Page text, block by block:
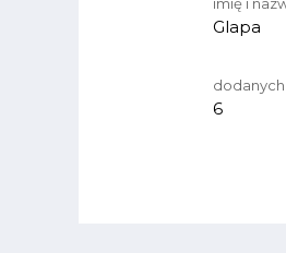
Glapa
6